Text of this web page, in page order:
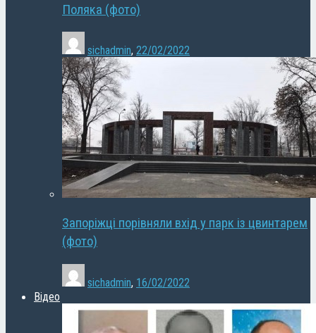
Поляка (фото)
sichadmin, 22/02/2022
Запоріжці порівняли вхід у парк із цвинтарем
(фото)
sichadmin, 16/02/2022
Відео